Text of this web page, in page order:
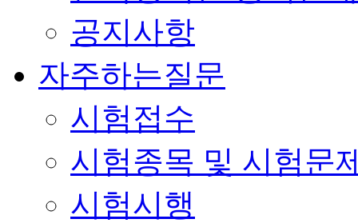
공지사항
자주하는질문
시험접수
시험종목 및 시험문
시험시행